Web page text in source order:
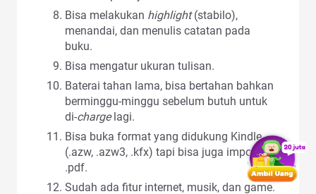
Bisa melakukan highlight(stabilo),
menandai, dan menulis catatan pada
buku.
Bisa mengatur ukuran tulisan.
Baterai tahan lama, bisa bertahan bahkan
berminggu-minggu sebelum butuh untuk
di-chargelagi.
Bisa buka format yang didukung Kindle
(.azw, .azw3, .kfx) tapi bisa juga import file
.pdf.
Sudah ada fitur internet, musik, dan game.